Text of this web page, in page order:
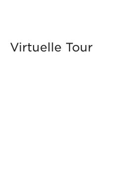
Virtuelle Tour